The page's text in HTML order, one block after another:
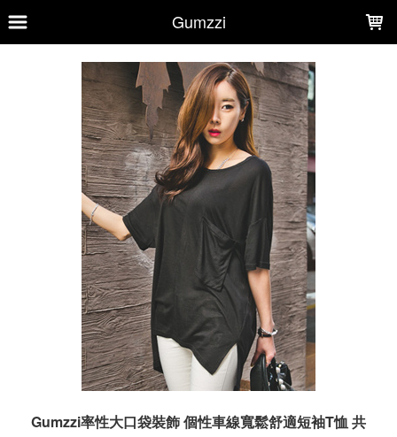
Gumzzi
Gumzzi率性大口袋裝飾 個性車線寬鬆舒適短袖T恤 共